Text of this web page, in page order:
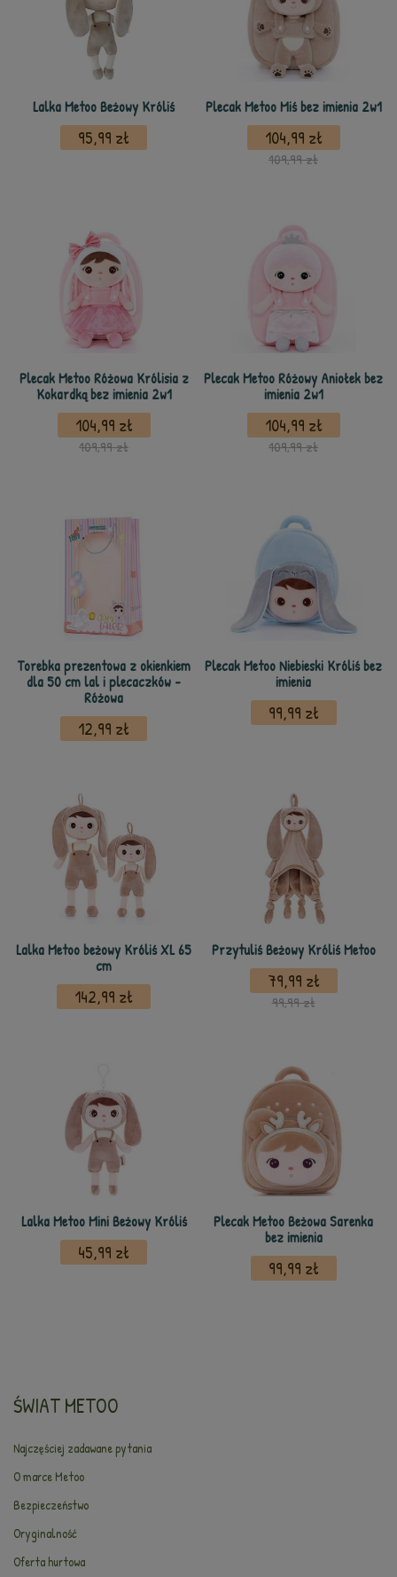
Lalka Metoo Beżowy Króliś
95,99 zł
Plecak Metoo Miś bez imienia 2w1
104,99 zł
109,99 zł
Plecak Metoo Różowa Królisia z
Kokardką bez imienia 2w1
104,99 zł
109,99 zł
Plecak Metoo Różowy Aniołek bez
imienia 2w1
104,99 zł
109,99 zł
Torebka prezentowa z okienkiem
dla 50 cm lal i plecaczków -
Różowa
12,99 zł
Plecak Metoo Niebieski Króliś bez
imienia
99,99 zł
Lalka Metoo beżowy Króliś XL 65
cm
142,99 zł
Przytuliś Beżowy Króliś Metoo
79,99 zł
99,99 zł
Lalka Metoo Mini Beżowy Króliś
45,99 zł
Plecak Metoo Beżowa Sarenka
bez imienia
99,99 zł
ŚWIAT METOO
Najczęściej zadawane pytania
O marce Metoo
Bezpieczeństwo
Oryginalność
Oferta hurtowa